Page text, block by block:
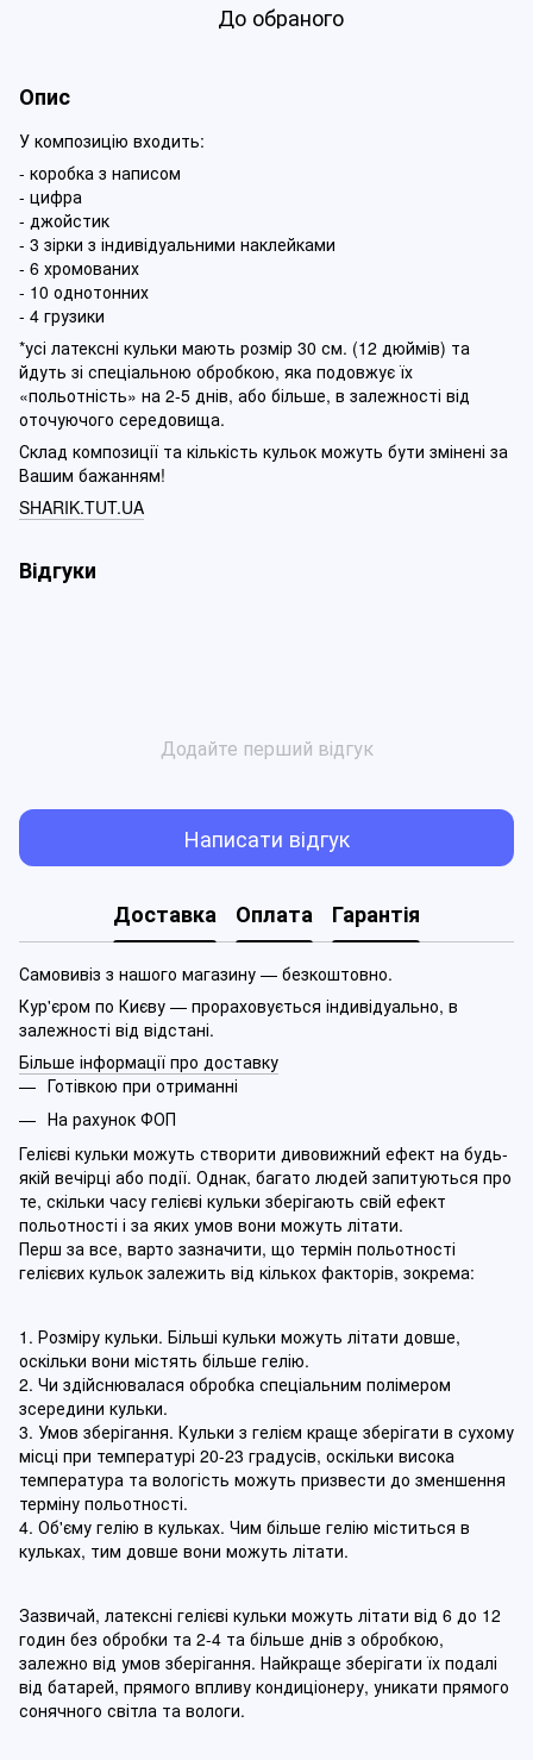
До обраного
Опис
У композицію входить:
- коробка з написом
- цифра
- джойстик
- 3 зірки з індивідуальними наклейками
- 6 хромованих
- 10 однотонних
- 4 грузики
*усі латексні кульки мають розмір 30 см. (12 дюймів) та
йдуть зі спеціальною обробкою, яка подовжує їх
«польотність» на 2-5 днів, або більше, в залежності від
оточуючого середовища.
Склад композиції та кількість кульок можуть бути змінені за
Вашим бажанням!
SHARIK.TUT.UA
Відгуки
Додайте перший відгук
Написати відгук
Доставка Оплата Гарантія
Самовивіз з нашого магазину — безкоштовно.
Кур'єром по Києву — прораховується індивідуально, в
залежності від відстані.
Більше інформації про доставку
Готівкою при отриманні
На рахунок ФОП
Гелієві кульки можуть створити дивовижний ефект на будь-
якій вечірці або події. Однак, багато людей запитуються про
те, скільки часу гелієві кульки зберігають свій ефект
польотності і за яких умов вони можуть літати.
Перш за все, варто зазначити, що термін польотності
гелієвих кульок залежить від кількох факторів, зокрема:
1. Розміру кульки. Більші кульки можуть літати довше,
оскільки вони містять більше гелію.
2. Чи здійснювалася обробка спеціальним полімером
зсередини кульки.
3. Умов зберігання. Кульки з гелієм краще зберігати в сухому
місці при температурі 20-23 градусів, оскільки висока
температура та вологість можуть призвести до зменшення
терміну польотності.
4. Об'єму гелію в кульках. Чим більше гелію міститься в
кульках, тим довше вони можуть літати.
Зазвичай, латексні гелієві кульки можуть літати від 6 до 12
годин без обробки та 2-4 та більше днів з обробкою,
залежно від умов зберігання. Найкраще зберігати їх подалі
від батарей, прямого впливу кондиціонеру, уникати прямого
сонячного світла та вологи.